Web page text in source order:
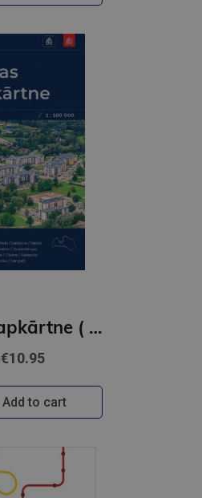
Rīgas apkārtne ( karte) 1:100 000
€10.95
Add to cart